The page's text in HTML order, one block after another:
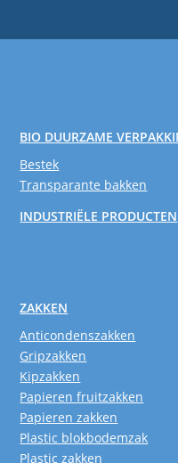
BIO DUURZAME
Bestek
Transparante bakken
INDUSTRIËLE PRODUCTEN
ZAKKEN
Anticondenszakken
Gripzakken
Kipzakken
Papieren fruitzakken
Papieren zakken
Plastic blokbodemzak
Plastic zakken